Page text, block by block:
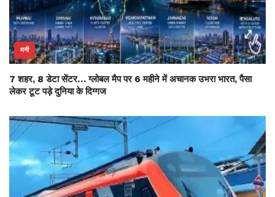
मनी
7 शहर, 8 डेटा सेंटर… ग्लोबल मैप पर 6 महीने में अचानक उभरा भारत, पैसा
लेकर टूट पड़े दुनिया के दिग्गज